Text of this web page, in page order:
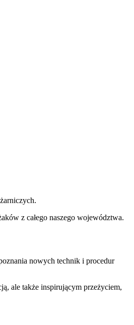
z całego naszego województwa.
nowych technik i procedur
ale także inspirującym przeżyciem,